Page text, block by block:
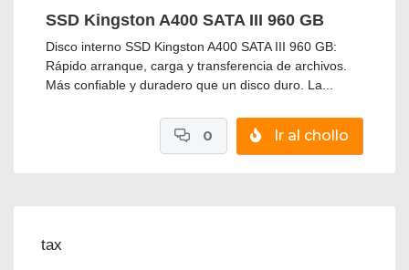
SSD Kingston A400 SATA III 960 GB
Disco interno SSD Kingston A400 SATA III 960 GB:
Rápido arranque, carga y transferencia de archivos.
Más confiable y duradero que un disco duro. La...
Ir al chollo
0
tax